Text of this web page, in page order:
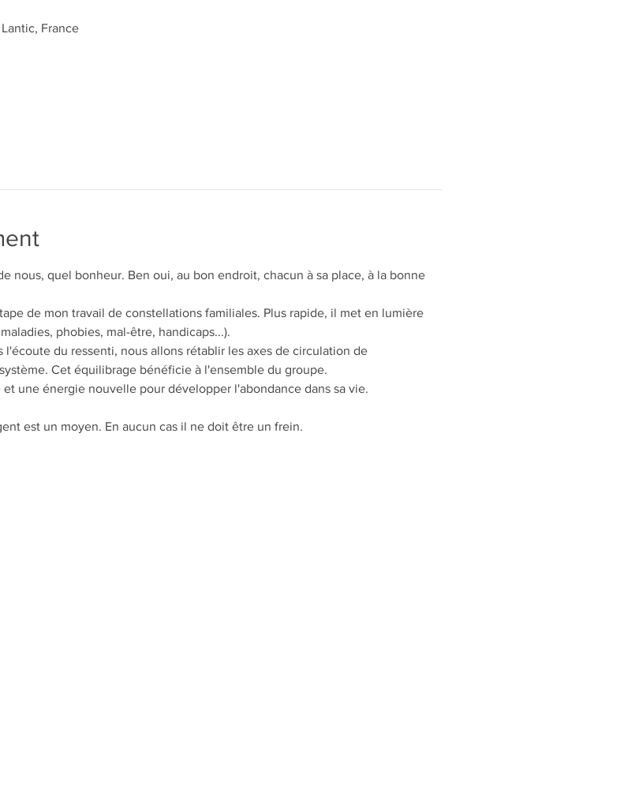
France
nous, quel bonheur. Ben oui, au bon endroit, chacun à sa place, à la bonne
de mon travail de constellations familiales. Plus rapide, il met en lumière
phobies, mal-être, handicaps...).
l'écoute du ressenti, nous allons rétablir les axes de circulation de
Cet équilibrage bénéficie à l'ensemble du groupe.
une énergie nouvelle pour développer l'abondance dans sa vie.
est un moyen. En aucun cas il ne doit être un frein.